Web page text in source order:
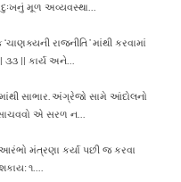
મૂળ અવ્યવસ્થા...
રાજનીતિ ’ માંથી કરવામાં
|| ૩૩ || કાર્ય અને...
સાભાર. અંગ્રેજો સામે આંદોલનો
એ સરળ ન...
આરંભો મંત્રણા કર્યા પછી જ કરવા
૧....